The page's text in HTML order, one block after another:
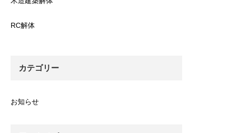
RC解体
カテゴリー
お知らせ